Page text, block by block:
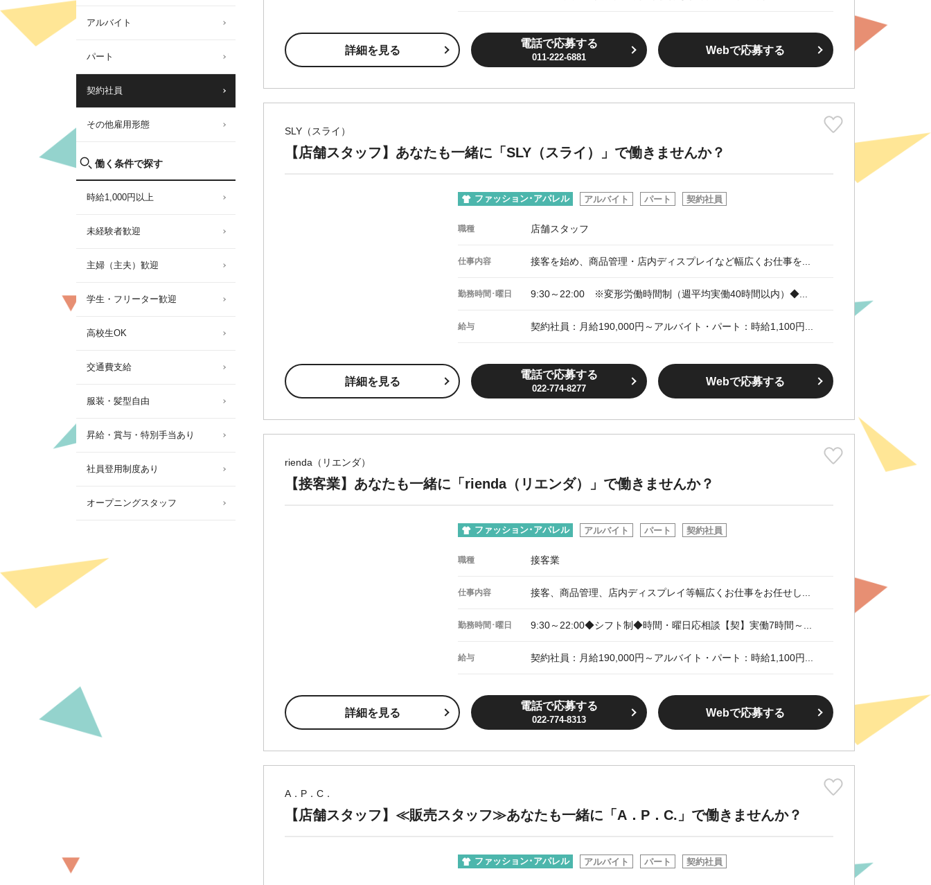
アルバイト
パート
契約社員
その他雇用形態
働く条件で探す
時給1,000円以上
未経験者歓迎
主婦（主夫）歓迎
学生・フリーター歓迎
高校生OK
交通費支給
服装・髪型自由
昇給・賞与・特別手当あり
社員登用制度あり
オープニングスタッフ
詳細を見る
電話で応募する
011-222-6881
Webで応募する
SLY（スライ）
【店舗スタッフ】あなたも一緒に「SLY（スライ）」で働きませんか？
ファッション･アパレル アルバイト パート 契約社員
職種 店舗スタッフ
仕事内容 接客を始め、商品管理・店内ディスプレイなど幅広くお仕事を...
勤務時間･曜日 9:30～22:00 ※変形労働時間制（週平均実働40時間以内）◆...
給与 契約社員：月給190,000円～アルバイト・パート：時給1,100円...
詳細を見る
電話で応募する
022-774-8277
Webで応募する
rienda（リエンダ）
【接客業】あなたも一緒に「rienda（リエンダ）」で働きませんか？
ファッション･アパレル アルバイト パート 契約社員
職種 接客業
仕事内容 接客、商品管理、店内ディスプレイ等幅広くお仕事をお任せし...
勤務時間･曜日 9:30～22:00◆シフト制◆時間・曜日応相談【契】実働7時間～...
給与 契約社員：月給190,000円～アルバイト・パート：時給1,100円...
詳細を見る
電話で応募する
022-774-8313
Webで応募する
A．P．C．
【店舗スタッフ】≪販売スタッフ≫あなたも一緒に「A．P．C.」で働きませんか？
ファッション･アパレル アルバイト パート 契約社員